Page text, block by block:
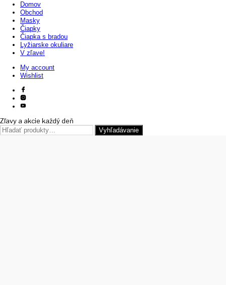
Domov
Obchod
Masky
Čiapky
Čiapka s bradou
Lyžiarske okuliare
V zľave!
My account
Wishlist
Zľavy a akcie každý deň
Hľadať: Vyhľadávanie